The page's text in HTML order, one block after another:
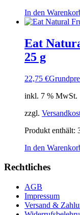
In den
Eat
25 g
22,75 €
inkl. 7 % MwSt.
zzgl.
Produkt enthält:
In den
Rechtliches
AGB
Impressum
Versand &